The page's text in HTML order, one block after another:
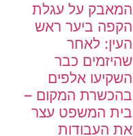
המאבק על עגלת
הקפה ביער ראש
העין: לאחר
שהיזמים כבר
השקיעו אלפים
בהכשרת המקום –
בית המשפט עצר
את העבודות